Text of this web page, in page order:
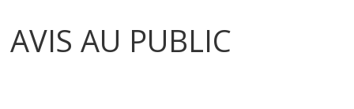
AVIS AU PUBLIC